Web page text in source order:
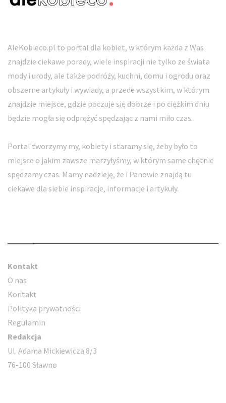
AleKobieco.pl to portal dla kobiet, w którym każda z Was
znajdzie ciekawe porady, wiele inspiracji nie tylko ze świata
mody i urody, ale także podróży, kuchni, domu i ogrodu oraz
obszerne artykuły i wywiady, a przede wszystkim, w którym
znajdzie miejsce, gdzie poczuje się dobrze i po ciężkim dniu
będzie mogła się odprężyć spędzając z nami miło czas.
Portal tworzymy my, kobiety i staramy się, żeby było to
miejsce o jakim zawsze marzyłyśmy, w którym same chętnie
spędzamy czas. Mamy nadzieję, że i Panowie znajdą tu
ciekawe dla siebie inspiracje, informacje i artykuły.
Kontakt
O nas
Kontakt
Polityka prywatności
Regulamin
Redakcja
Ul. Adama Mickiewicza 8/3
76-100 Sławno